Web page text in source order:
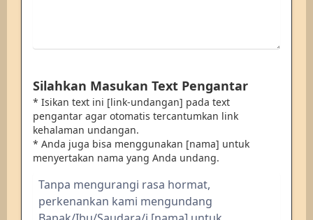
Silahkan Masukan Text Pengantar
* Isikan text ini [link-undangan] pada text
pengantar agar otomatis tercantumkan link
kehalaman undangan.
* Anda juga bisa menggunakan [nama] untuk
menyertakan nama yang Anda undang.